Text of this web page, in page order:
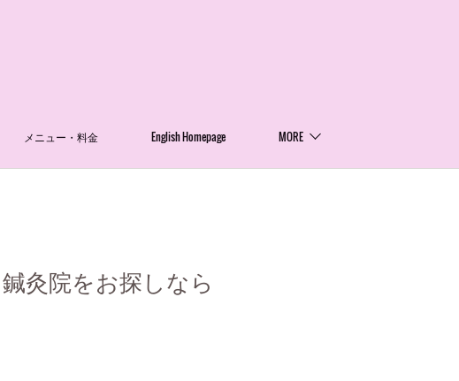
メニュー・料金 English Homepage MORE
灸院をお探しなら